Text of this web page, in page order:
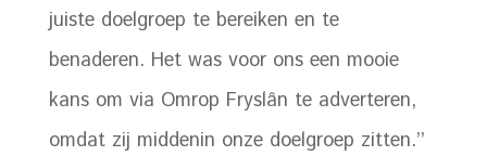
juiste doelgroep te bereiken en te
benaderen. Het was voor ons een mooie
kans om via Omrop Fryslân te adverteren,
omdat zij middenin onze doelgroep zitten.’’